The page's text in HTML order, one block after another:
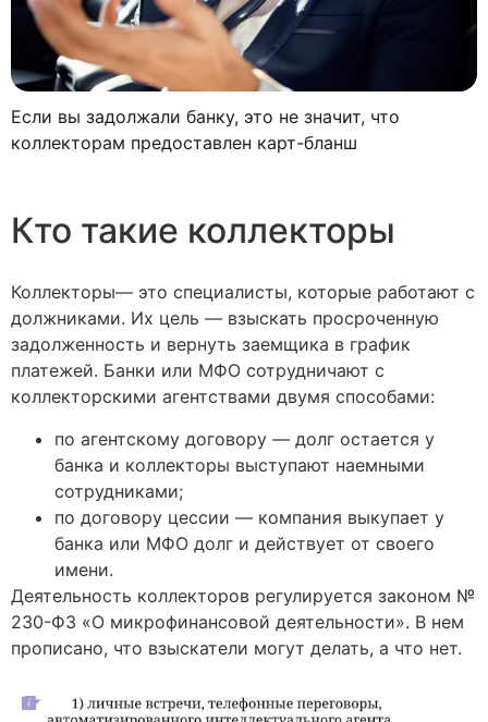
Если вы задолжали банку, это не значит, что
коллекторам предоставлен карт-бланш
Кто такие коллекторы
Коллекторы— это специалисты, которые работают с
должниками. Их цель — взыскать просроченную
задолженность и вернуть заемщика в график
платежей. Банки или МФО сотрудничают с
коллекторскими агентствами двумя способами:
по агентскому договору — долг остается у
банка и коллекторы выступают наемными
сотрудниками;
по договору цессии — компания выкупает у
банка или МФО долг и действует от своего
имени.
Деятельность коллекторов регулируется законом №
230-ФЗ «О микрофинансовой деятельности». В нем
прописано, что взыскатели могут делать, а что нет.